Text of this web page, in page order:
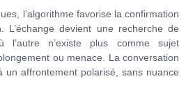
l’algorithme favorise la confirmation
L’échange devient une recherche de
l’autre n’existe plus comme sujet
ou menace. La conversation
affrontement polarisé, sans nuance